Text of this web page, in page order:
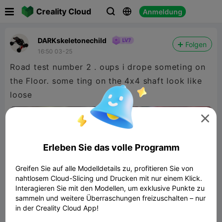
Creality Cloud   Anmeldung
DARKskeletonechild
16:50 03-25
Folgen
Road test number 2 . oups i drope someting on
the Floor. some ting on the 4x4 shaft look like
loose
00:44


Erleben Sie das volle Programm
Greifen Sie auf alle Modelldetails zu, profitieren Sie von
nahtlosem Cloud-Slicing und Drucken mit nur einem Klick.
Interagieren Sie mit den Modellen, um exklusive Punkte zu
sammeln und weitere Überraschungen freizuschalten – nur
in der Creality Cloud App!